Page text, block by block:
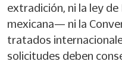
extradición, ni la ley
mexicana— ni la
tratados
solicitudes deben